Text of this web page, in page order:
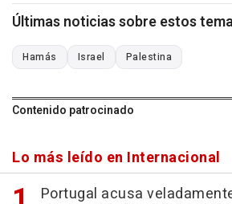
Últimas noticias sobre estos
Hamás Israel Palestina
Contenido patrocinado
Lo más leído en Internacional
Portugal acusa